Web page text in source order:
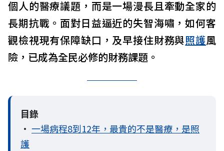
個人的醫療議題，而是一場漫長且牽動全家的
長期抗戰。面對日益逼近的失智海嘯，如何客
觀檢視現有保障缺口，及早接住財務與照護風
險，已成為全民必修的財務課題。
目錄
• 一場病程8到12年，最貴的不是醫療，是照
護